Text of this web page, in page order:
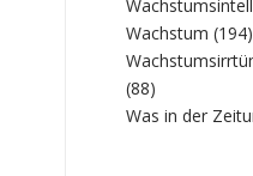
Wachstum (194)
(88)
Was in der